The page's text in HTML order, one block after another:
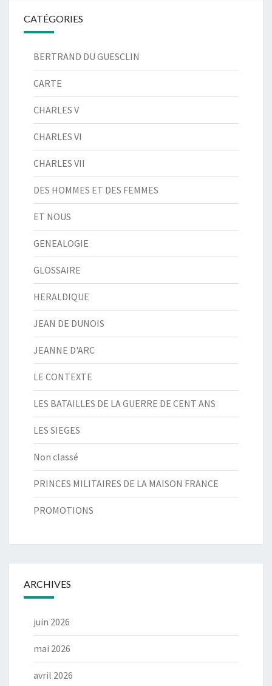
CATÉGORIES
BERTRAND DU GUESCLIN
CARTE
CHARLES V
CHARLES VI
CHARLES VII
DES HOMMES ET DES FEMMES
ET NOUS
GENEALOGIE
GLOSSAIRE
HERALDIQUE
JEAN DE DUNOIS
JEANNE D'ARC
LE CONTEXTE
LES BATAILLES DE LA GUERRE DE CENT ANS
LES SIEGES
Non classé
PRINCES MILITAIRES DE LA MAISON FRANCE
PROMOTIONS
ARCHIVES
juin 2026
mai 2026
avril 2026